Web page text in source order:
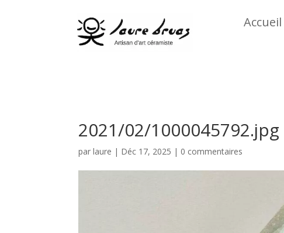
Accueil
2021/02/1000045792.jpg
parlaure | Déc 17, 2025 | 0 commentaires